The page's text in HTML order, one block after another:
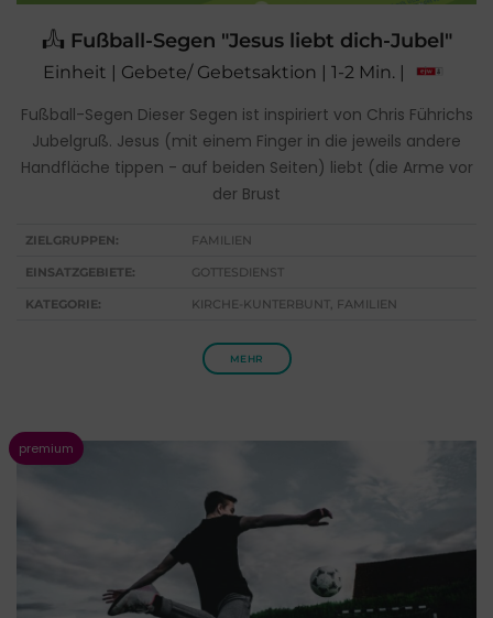
Fußball-Segen "Jesus liebt dich-Jubel"
Einheit | Gebete/ Gebetsaktion | 1-2 Min. |
Fußball-Segen Dieser Segen ist inspiriert von Chris Führichs
Jubelgruß. Jesus (mit einem Finger in die jeweils andere
Handfläche tippen - auf beiden Seiten) liebt (die Arme vor
der Brust
ZIELGRUPPEN: FAMILIEN
EINSATZGEBIETE: GOTTESDIENST
KATEGORIE: KIRCHE-KUNTERBUNT, FAMILIEN
MEHR